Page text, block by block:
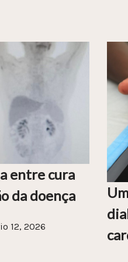
entre cura
da doença
12, 2026